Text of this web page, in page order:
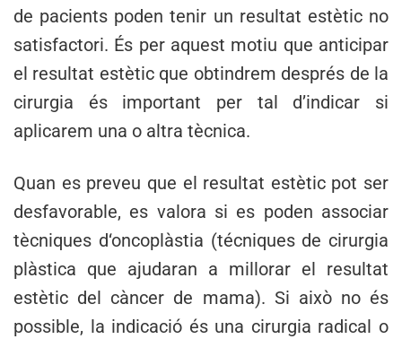
de pacients poden tenir un resultat estètic no
satisfactori. És per aquest motiu que anticipar
el resultat estètic que obtindrem després de la
cirurgia és important per tal d’indicar si
aplicarem una o altra tècnica.
Quan es preveu que el resultat estètic pot ser
desfavorable, es valora si es poden associar
tècniques d‘oncoplàstia (técniques de cirurgia
plàstica que ajudaran a millorar el resultat
estètic del càncer de mama). Si això no és
possible, la indicació és una cirurgia radical o